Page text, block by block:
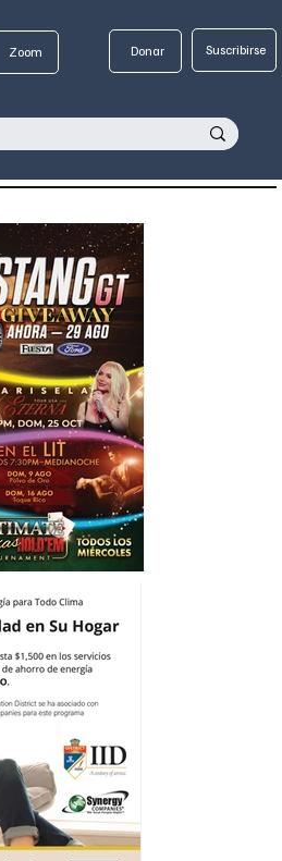
Zoom Donar Suscribirse